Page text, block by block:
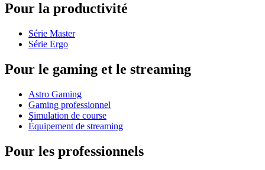
Pour la productivité
Série Master
Série Ergo
Pour le gaming et le streaming
Astro Gaming
Gaming professionnel
Simulation de course
Équipement de streaming
Pour les professionnels